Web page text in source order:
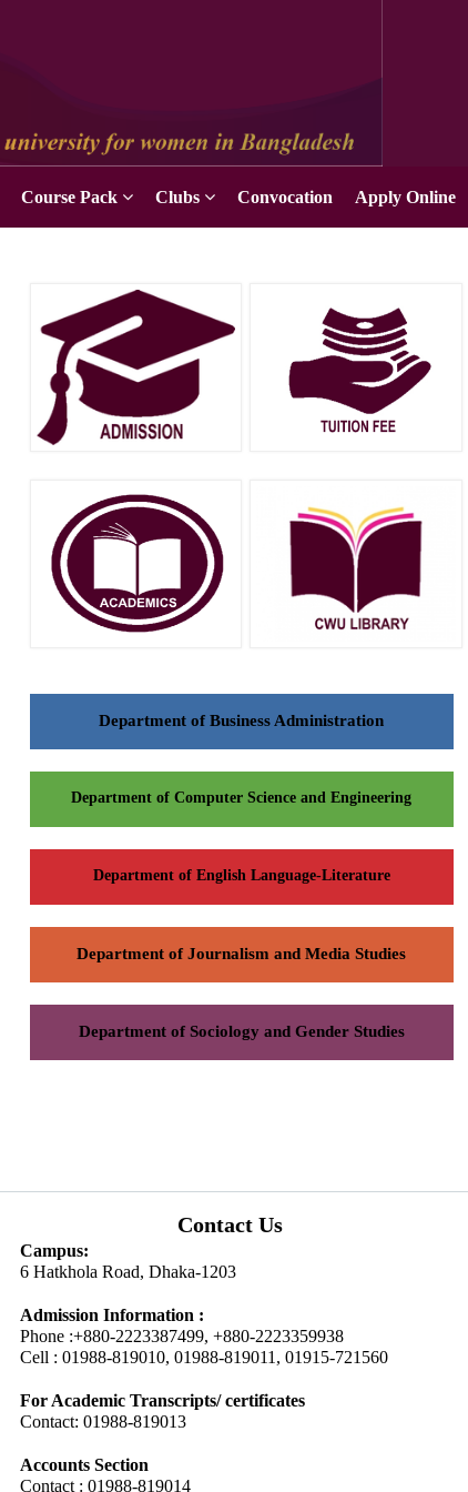
Course Pack Clubs Convocation Apply Online
Department of Business Administration
Department of Computer Science and Engineering
Department of English Language-Literature
Department of Journalism and Media Studies
Department of Sociology and Gender Studies
Contact Us
Campus:
6 Hatkhola Road, Dhaka-1203
Admission Information :
Phone :+880-2223387499, +880-2223359938
Cell : 01988-819010, 01988-819011, 01915-721560
For Academic Transcripts/ certificates
Contact: 01988-819013
Accounts Section
Contact : 01988-819014